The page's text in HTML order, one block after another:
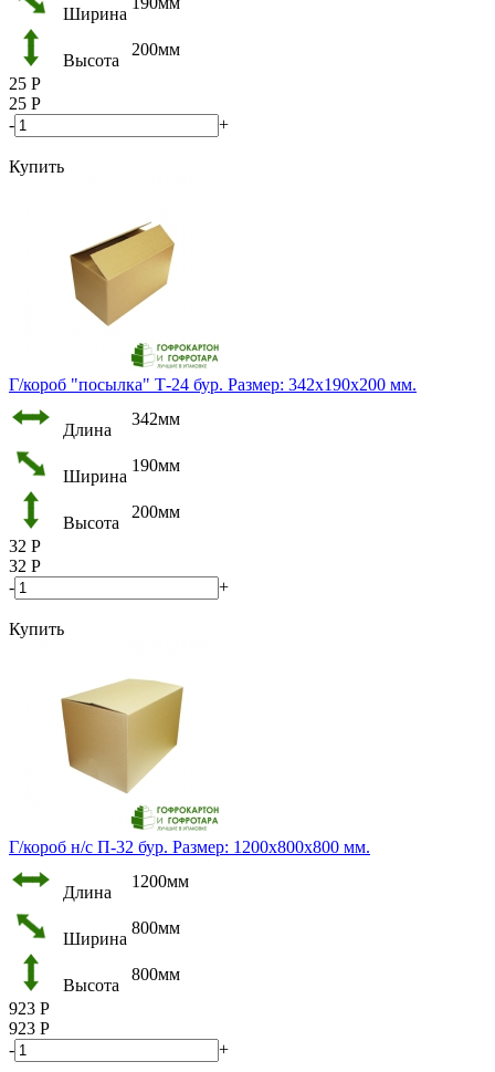
Ширина
Высота
200мм
25 Р
25 Р
-
+
Купить
Г/короб "посылка" Т-24 бур. Размер: 342х190х200 мм.
Длина
342мм
Ширина
190мм
Высота
200мм
32 Р
32 Р
-
+
Купить
Г/короб н/с П-32 бур. Размер: 1200х800х800 мм.
Длина
1200мм
Ширина
800мм
Высота
800мм
923 Р
923 Р
-
+